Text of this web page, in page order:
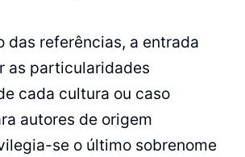
das referências, a entrada
as particularidades
cada cultura ou caso
autores de origem
se o último sobrenome